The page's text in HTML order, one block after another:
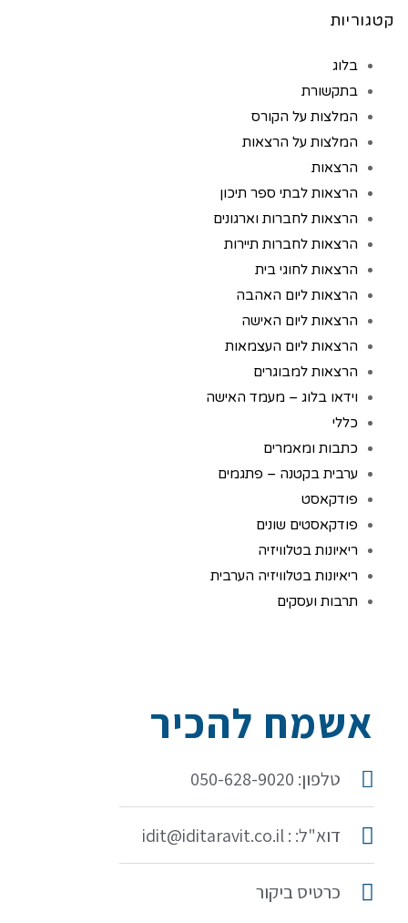
קטגוריות
בלוג
בתקשורת
המלצות על הקורס
המלצות על הרצאות
הרצאות
הרצאות לבתי ספר תיכון
הרצאות לחברות וארגונים
הרצאות לחברות תיירות
הרצאות לחוגי בית
הרצאות ליום האהבה
הרצאות ליום האישה
הרצאות ליום העצמאות
הרצאות למבוגרים
וידאו בלוג – מעמד האישה
כללי
כתבות ומאמרים
ערבית בקטנה – פתגמים
פודקאסט
פודקאסטים שונים
ריאיונות בטלוויזיה
ריאיונות בטלוויזיה הערבית
תרבות ועסקים
אשמח להכיר
טלפון: 050-628-9020
דוא"ל: : idit@iditaravit.co.il
כרטיס ביקור